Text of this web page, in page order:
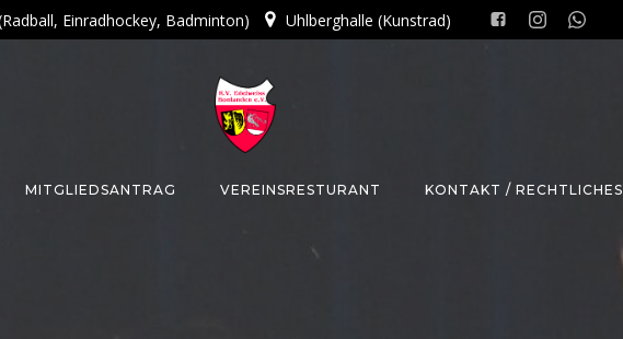
Einradhockey, Badminton) Uhlberghalle (Kunstrad)
MITGLIEDSANTRAG VEREINSRESTURANT KONTAKT / RECHTLICHES